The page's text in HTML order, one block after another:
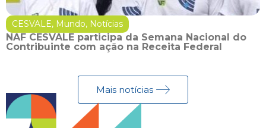
CESVALE, Mundo, Notícias
NAF CESVALE participa da Semana Nacional do
Contribuinte com ação na Receita Federal
Mais notícias